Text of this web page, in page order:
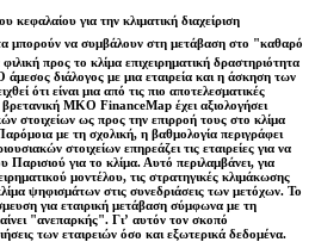
κεφαλαίου για την κλιματική διαχείριση
μπορούν να συμβάλουν στη μετάβαση στο "καθαρό
προς το κλίμα επιχειρηματική δραστηριότητα
άμεσος διάλογος με μια εταιρεία και η άσκηση των
ότι είναι μια από τις πιο αποτελεσματικές
βρετανική ΜΚΟ FinanceMap έχει αξιολογήσει
στοιχείων ως προς την επιρροή τους στο κλίμα
με τη σχολική, η βαθμολογία περιγράφει
στοιχείων επηρεάζει τις εταιρείες για να
Παρισιού για το κλίμα. Αυτό περιλαμβάνει, για
μοντέλου, τις στρατηγικές κλιμάκωσης
ψηφισμάτων στις συνεδριάσεις των μετόχων. Το
για εταιρική μετάβαση σύμφωνα με τη
"ανεπαρκής". Γι’ αυτόν τον σκοπό
των εταιρειών όσο και εξωτερικά δεδομένα.